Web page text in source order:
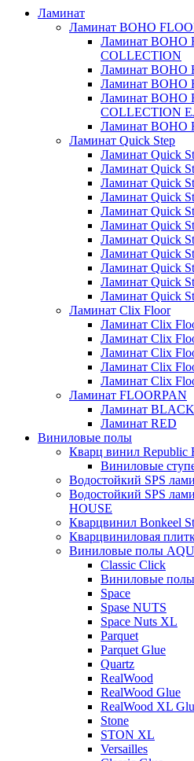
Ламинат
Ламинат BOHO
Ламинат BOHO
COLLECTION
Ламинат BOHO
Ламинат BOHO
Ламинат BOHO
Ламинат BOHO
Ламинат Quick Step
Ламинат Quick
Ламинат Quick
Ламинат Quick
Ламинат Quick
Ламинат Quick
Ламинат Quick
Ламинат Quick
Ламинат Quick
Ламинат Quick
Ламинат Quick
Ламинат Quick
Ламинат Clix Floor
Ламинат Clix
Ламинат Clix
Ламинат Clix
Ламинат Clix
Ламинат Clix
Ламинат FLOORPAN
Ламинат BLACK
Ламинат RED
Виниловые полы
Кварц винил Republic
Виниловые
Водостойкий SPS
Водостойкий SPS
HOUSE
Кварцвинил Bonkeel
Кварцвиниловая
Виниловые полы
Classic Click
Виниловые
Space
Spase NUTS
Space Nuts XL
Parquet
Parquet Glue
Quartz
RealWood
RealWood Glue
RealWood XL
Stone
STON XL
Versailles